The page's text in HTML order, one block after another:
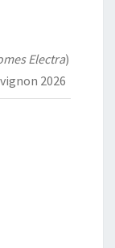
Electra)
2026